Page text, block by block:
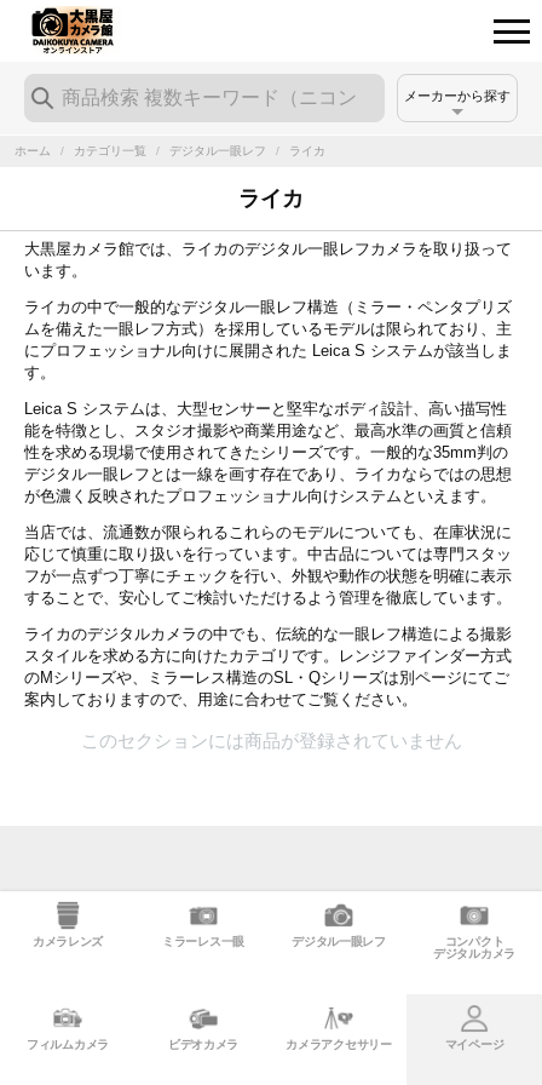
メーカーから探す
ホーム / カテゴリ一覧 / デジタル一眼レフ / ライカ
ライカ
大黒屋カメラ館では、ライカのデジタル一眼レフカメラを取り扱って
います。
ライカの中で一般的なデジタル一眼レフ構造（ミラー・ペンタプリズ
ムを備えた一眼レフ方式）を採用しているモデルは限られており、主
にプロフェッショナル向けに展開された Leica S システムが該当しま
す。
Leica S システムは、大型センサーと堅牢なボディ設計、高い描写性
能を特徴とし、スタジオ撮影や商業用途など、最高水準の画質と信頼
性を求める現場で使用されてきたシリーズです。一般的な35mm判の
デジタル一眼レフとは一線を画す存在であり、ライカならではの思想
が色濃く反映されたプロフェッショナル向けシステムといえます。
当店では、流通数が限られるこれらのモデルについても、在庫状況に
応じて慎重に取り扱いを行っています。中古品については専門スタッ
フが一点ずつ丁寧にチェックを行い、外観や動作の状態を明確に表示
することで、安心してご検討いただけるよう管理を徹底しています。
ライカのデジタルカメラの中でも、伝統的な一眼レフ構造による撮影
スタイルを求める方に向けたカテゴリです。レンジファインダー方式
のMシリーズや、ミラーレス構造のSL・Qシリーズは別ページにてご
案内しておりますので、用途に合わせてご覧ください。
このセクションには商品が登録されていません
カメラレンズ ミラーレス一眼 デジタル一眼レフ
コンパクト
デジタルカメラ
フィルムカメラ ビデオカメラ カメラアクセサリー マイページ